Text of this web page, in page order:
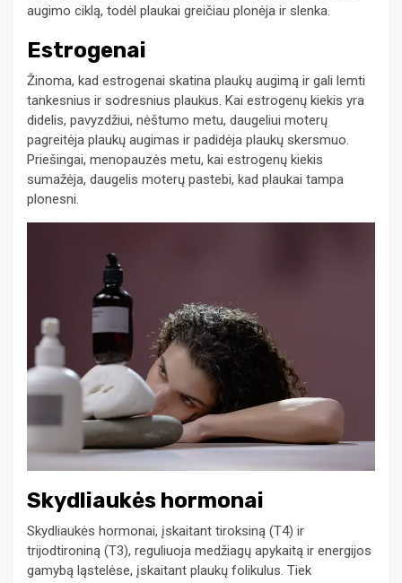
augimo ciklą, todėl plaukai greičiau plonėja ir slenka.
Estrogenai
Žinoma, kad estrogenai skatina plaukų augimą ir gali lemti
tankesnius ir sodresnius plaukus. Kai estrogenų kiekis yra
didelis, pavyzdžiui, nėštumo metu, daugeliui moterų
pagreitėja plaukų augimas ir padidėja plaukų skersmuo.
Priešingai, menopauzės metu, kai estrogenų kiekis
sumažėja, daugelis moterų pastebi, kad plaukai tampa
plonesni.
Skydliaukės hormonai
Skydliaukės hormonai, įskaitant tiroksiną (T4) ir
trijodtironiną (T3), reguliuoja medžiagų apykaitą ir energijos
gamybą ląstelėse, įskaitant plaukų folikulus. Tiek